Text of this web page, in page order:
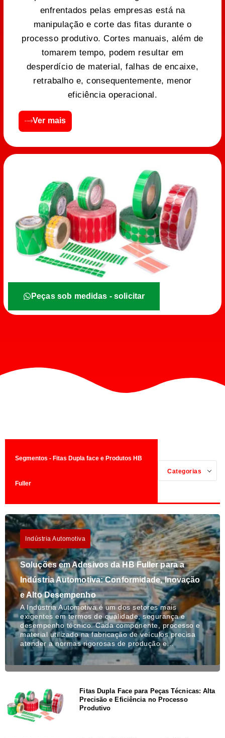
enfrentados pelas empresas está na
manipulação e corte das fitas durante o
processo produtivo. Cortes manuais, além de
tomarem tempo, podem resultar em
desperdício de material, falhas de encaixe,
retrabalho e, consequentemente, menor
eficiência operacional.
Ver mais
Peças sob medidas - solicitar
Segmentos - Fitas Dupla face e Produtos HB
Fuller
Categorias
Indústria Automotiva
Soluções em Adesivos da HB Fuller para a
Indústria Automotiva: Conformidade, Inovação
e Alto Desempenho
A Indústria Automotiva é um dos setores mais
exigentes em termos de qualidade, segurança e
desempenho técnico. Cada componente, processo e
material utilizado na fabricação de veículos precisa
atender a normas rigorosas de produção e…
Fitas Dupla Face para Peças Técnicas: Alta
Precisão e Eficiência no Processo
Produtivo